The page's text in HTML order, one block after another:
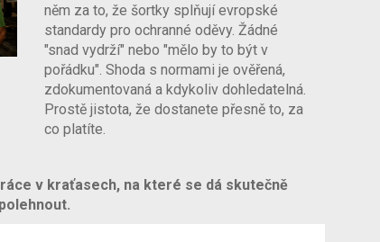
něm za to, že šortky splňují evropské
standardy pro ochranné oděvy. Žádné
"snad vydrží" nebo "mělo by to být v
pořádku". Shoda s normami je ověřená,
zdokumentovaná a kdykoliv dohledatelná.
Prostě jistota, že dostanete přesně to, za
co platíte.
v kraťasech, na které se dá skutečně